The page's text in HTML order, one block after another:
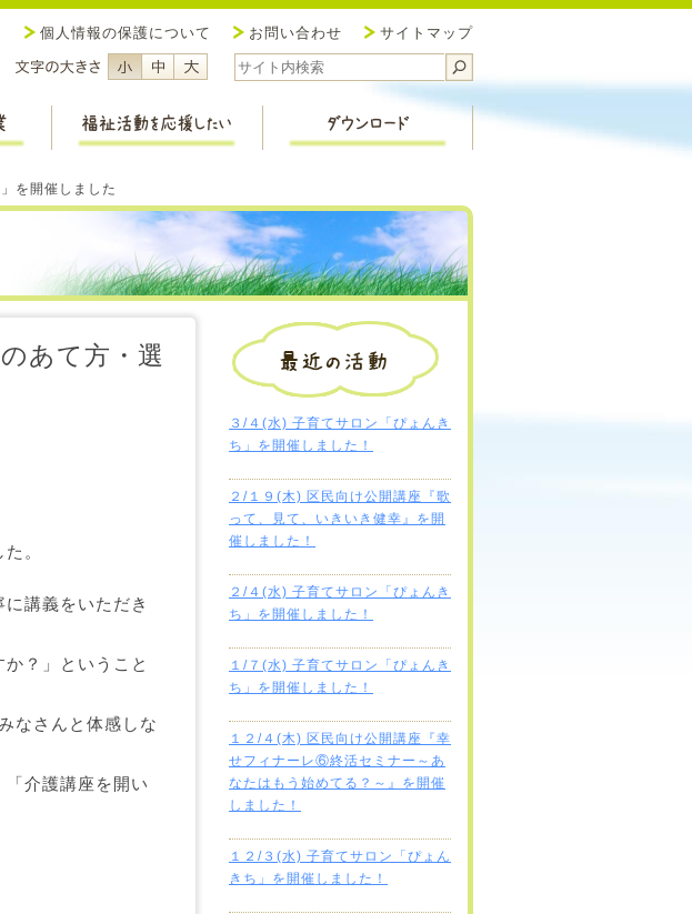
新潟市社会福祉協議会 新潟市北区社会福祉協議会
サイトマップ
お問い合わせ
個人情報の保護について
フォントサイズ小
フォントサイズ中
フォントサイズ大
北区社協の事業 福祉活動を応援したい
を開催しました
あて方・選
。
講義をいただき
？」ということ
なさんと体感しな
介護講座を開い
３/４(水) 子育てサロン「ぴょんき
ち」を開催しました！
２/１９(木) 区民向け公開講座『歌
って、見て、いきいき健幸』を開
催しました！
２/４(水) 子育てサロン「ぴょんき
ち」を開催しました！
１/７(水) 子育てサロン「ぴょんき
ち」を開催しました！
１２/４(木) 区民向け公開講座『幸
せフィナーレ⑥終活セミナー～あ
なたはもう始めてる？～』を開催
しました！
１２/３(水) 子育てサロン「ぴょん
きち」を開催しました！